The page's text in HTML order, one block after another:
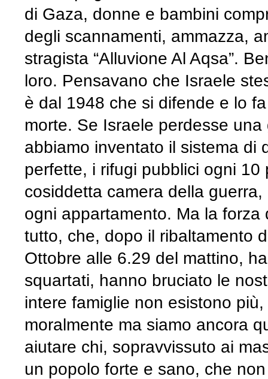
di Gaza, donne e bambini
degli scannamenti, ammazza,
stragista “Alluvione Al Aqsa”.
loro. Pensavano che Israele
è dal 1948 che si difende e lo
morte. Se Israele perdesse
abbiamo inventato il sistema di
perfette, i rifugi pubblici ogni
cosiddetta camera della
ogni appartamento. Ma la
tutto, che, dopo il ribaltamento
Ottobre alle 6.29 del mattino,
squartati, hanno bruciato le
intere famiglie non esistono
moralmente ma siamo ancora
aiutare chi, sopravvissuto ai
un popolo forte e sano, che